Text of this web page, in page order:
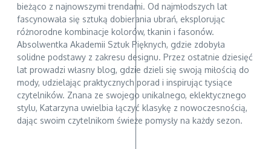
bieżąco z najnowszymi trendami. Od najmłodszych lat
fascynowała się sztuką dobierania ubrań, eksplorując
różnorodne kombinacje kolorów, tkanin i fasonów.
Absolwentka Akademii Sztuk Pięknych, gdzie zdobyła
solidne podstawy z zakresu designu. Przez ostatnie dziesięć
lat prowadzi własny blog, gdzie dzieli się swoją miłością do
mody, udzielając praktycznych porad i inspirując tysiące
czytelników. Znana ze swojego unikalnego, eklektycznego
stylu, Katarzyna uwielbia łączyć klasykę z nowoczesnością,
dając swoim czytelnikom świeże pomysły na każdy sezon.